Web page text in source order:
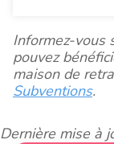
Informez-vous
pouvez
maison de
Subventions.
Dernière mise à